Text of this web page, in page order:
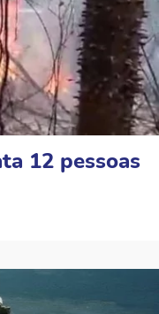
12 pessoas